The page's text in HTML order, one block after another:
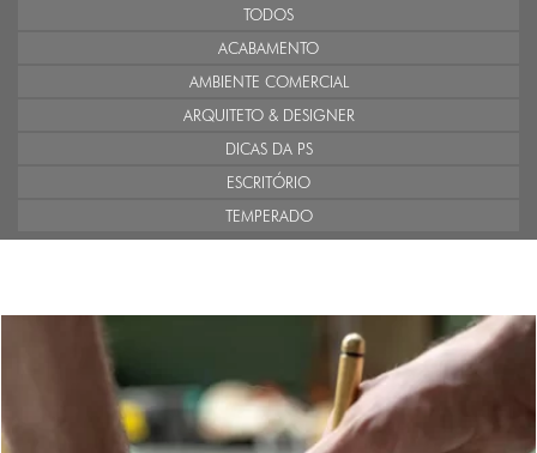
TODOS
ACABAMENTO
AMBIENTE COMERCIAL
ARQUITETO & DESIGNER
DICAS DA PS
ESCRITÓRIO
TEMPERADO